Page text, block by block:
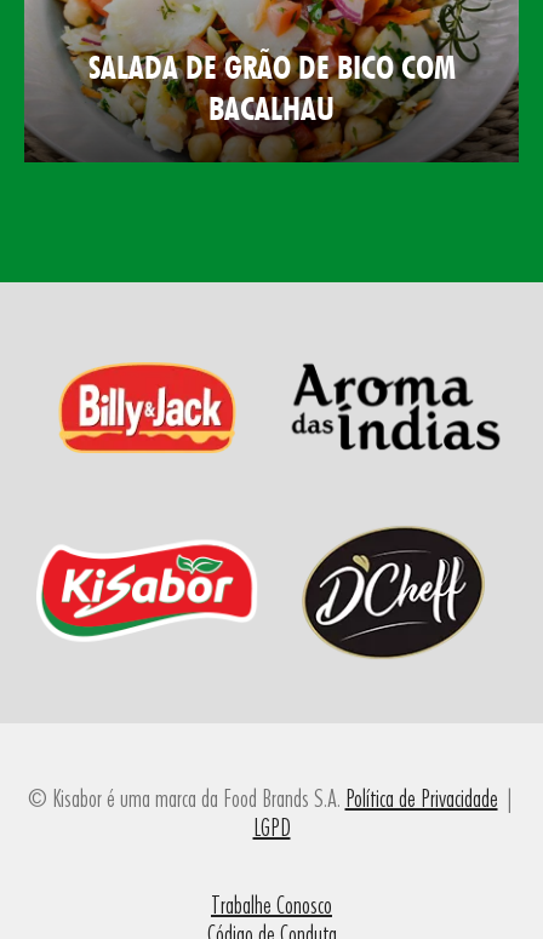
SALADA DE GRÃO DE BICO COM
BACALHAU
© Kisabor é uma marca da Food Brands S.A. Política de Privacidade |
LGPD
Trabalhe Conosco